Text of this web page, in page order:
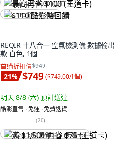
最高再省 $100 (王道卡)
$110 酷澎幣回饋
REQIR 十八合一 空氣檢測儀 數據輸出
款 白色, 1個
首購折扣價$949
21% $749 ($749.00/1個)
明天 8/8 (六) 預計送達
酷澎直售 ∙ 免運 ∙ 免費退貨
(20)
满 $1,500 再省 $75 (王道卡)